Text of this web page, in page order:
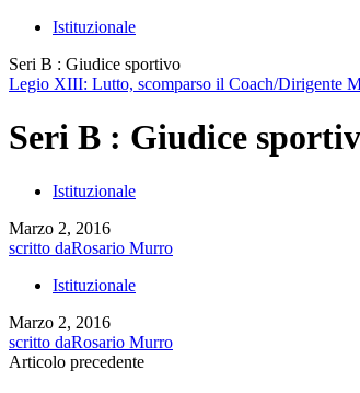
Istituzionale
Seri B : Giudice sportivo
Legio XIII: Lutto, scomparso il Coach/Dirigente
Seri B : Giudice
Istituzionale
Marzo 2, 2016
scritto daRosario Murro
Istituzionale
Marzo 2, 2016
scritto daRosario Murro
Articolo precedente